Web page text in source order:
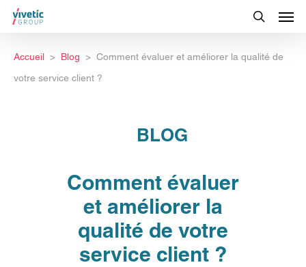
Accueil Blog
Comment évaluer et améliorer la qualité de
votre service client ?
BLOG
Comment évaluer
et améliorer la
qualité de votre
service client ?